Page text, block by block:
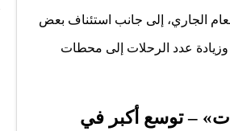
الجاري، إلى جانب استئناف بعض
وزيادة عدد الرحلات إلى محطات
– توسع أكبر في